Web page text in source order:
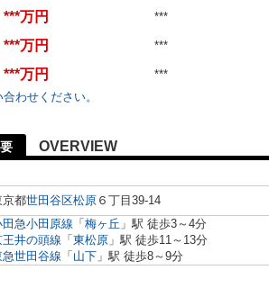
***万円 ***
***万円 ***
***万円 ***
わせください。
OVERVIEW
京都世田谷区松原 ６丁目39-14
田急小田原線 「 梅ヶ丘 」駅 徒歩3～4分
王井の頭線 「 東松原 」駅 徒歩11～13分
急世田谷線 「 山下 」駅 徒歩8～9分